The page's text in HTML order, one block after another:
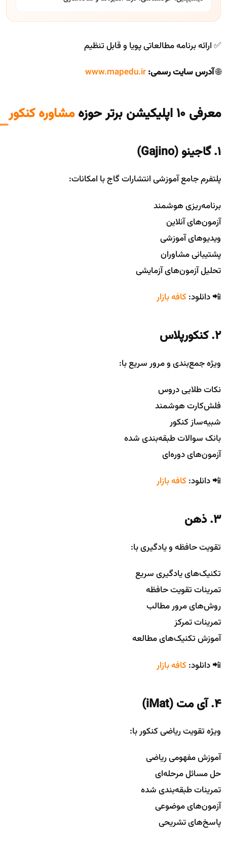
✅ ارائه برنامه مطالعاتی پویا و قابل تنظیم
🌐آدرس سایت رسمی:www.mapedu.ir
معرفی 10 اپلیکیشن برتر حوزه مشاوره کنکور
1. گاجینو (Gajino)
پلتفرم جامع آموزشی انتشارات گاج با امکانات:
برنامه‌ریزی هوشمند
آزمون‌های آنلاین
ویدیوهای آموزشی
پشتیبانی مشاوران
تحلیل آزمون‌های آزمایشی
📲 دانلود:کافه بازار
2. کنکورپلاس
ویژه جمع‌بندی و مرور سریع با:
نکات طلایی دروس
فلش‌کارت هوشمند
شبیه‌ساز کنکور
بانک سوالات طبقه‌بندی شده
آزمون‌های دوره‌ای
📲 دانلود:کافه بازار
3. ذهن
تقویت حافظه و یادگیری با:
تکنیک‌های یادگیری سریع
تمرینات تقویت حافظه
روش‌های مرور مطالب
تمرینات تمرکز
آموزش تکنیک‌های مطالعه
📲 دانلود:کافه بازار
4. آی مت (iMat)
ویژه تقویت ریاضی کنکور با:
آموزش مفهومی ریاضی
حل مسائل مرحله‌ای
تمرینات طبقه‌بندی شده
آزمون‌های موضوعی
پاسخ‌های تشریحی